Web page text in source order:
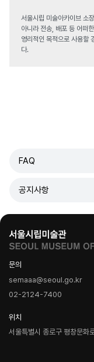
서울시립 미술아카이브 소
아니라 전송, 배포 등 어떠
영리적인 목적으로 사용할
다.
FAQ
공지사항
문의
semaaa@seoul.go.kr
02-2124-7400
위치
서울특별시 종로구 평창문화